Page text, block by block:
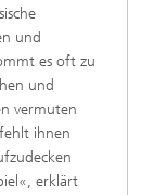
und
es oft zu
und
vermuten
ihnen
erklärt